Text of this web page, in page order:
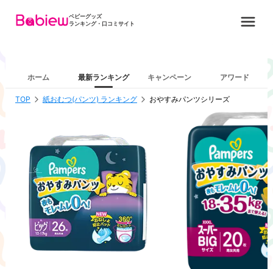
ベビーグッズ
ランキング・口コミサイト
ホーム 最新ランキング キャンペーン アワード
TOP 紙おむつ(パンツ) ランキング おやすみパンツシリーズ